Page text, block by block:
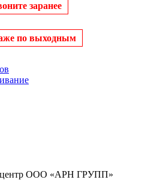
заранее
по выходным
центр ООО «АРН ГРУПП»